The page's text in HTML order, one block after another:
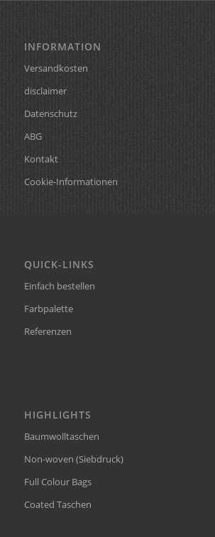
INFORMATION
Versandkosten
disclaimer
Datenschutz
ABG
Kontakt
Cookie-Informationen
QUICK-LINKS
Einfach bestellen
Farbpalette
Referenzen
HIGHLIGHTS
Baumwolltaschen
Non-woven (Siebdruck)
Full Colour Bags
Coated Taschen